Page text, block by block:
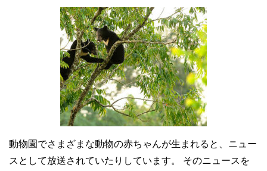
動物園でさまざまな動物の赤ちゃんが生まれると、ニュー
スとして放送されていたりしています。 そのニュースを